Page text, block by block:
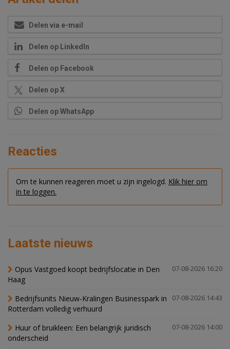
Delen via e-mail
Delen op LinkedIn
Delen op Facebook
Delen op X
Delen op WhatsApp
Reacties
Om te kunnen reageren moet u zijn ingelogd. Klik hier om
in te loggen.
Laatste nieuws
07-08-2026 16:20
Opus Vastgoed koopt bedrijfslocatie in Den
Haag
07-08-2026 14:43
Bedrijfsunits Nieuw-Kralingen Businesspark in
Rotterdam volledig verhuurd
07-08-2026 14:00
Huur of bruikleen: Een belangrijk juridisch
onderscheid